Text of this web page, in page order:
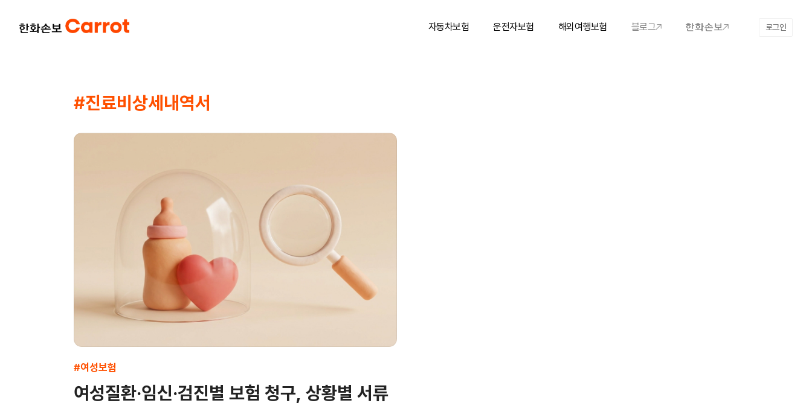
자동차보험 운전자보험 해외여행보험 블로그 로그인
#진료비상세내역서
#여성보험
여성질환·임신·검진별 보험 청구, 상황별 서류